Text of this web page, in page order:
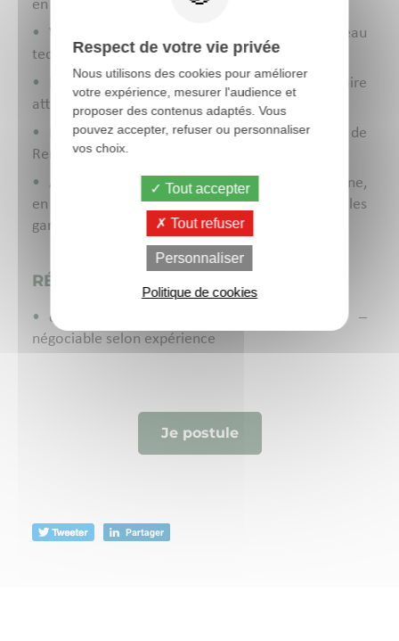
en nutrition et conduite d’élevage,…
Véhicule type Van aménagé et bon plateau
technique
Beaucoup de temps libre possible avec salaire
attractif
Possibilité d’habiter sur Fougères (à 30 mn de
Rennes) ou environ
Astreintes « calmes » (pas de canine ni équine,
en moyenne 150 sorties au total par an sur les
gardes de semaine + WE)
RÉMUNÉRATION
convention collective majorée de 20% –
négociable selon expérience
Je postule
Respect de votre vie privée
Nous utilisons des cookies pour améliorer
votre expérience, mesurer l'audience et
proposer des contenus adaptés. Vous
pouvez accepter, refuser ou personnaliser
vos choix.
Tout accepter
Tout refuser
Personnaliser
Politique de cookies